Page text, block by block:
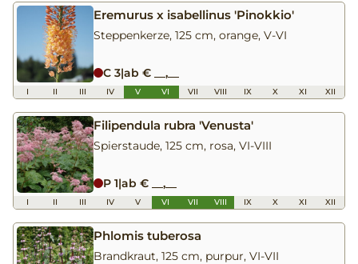
Eremurus x isabellinus 'Pinokkio'
Steppenkerze, 125 cm, orange, V-VI
C 3|ab € __,__
I II III IV V VI VII VIII IX X XI XII
Filipendula rubra 'Venusta'
Spierstaude, 125 cm, rosa, VI-VIII
P 1|ab € __,__
I II III IV V VI VII VIII IX X XI XII
Phlomis tuberosa
Brandkraut, 125 cm, purpur, VI-VII